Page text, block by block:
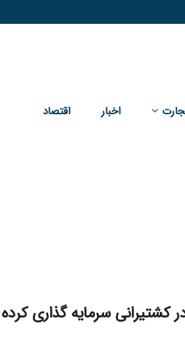
اخبار اقتصاد
کشتیرانی سرمایه گذاری کرده